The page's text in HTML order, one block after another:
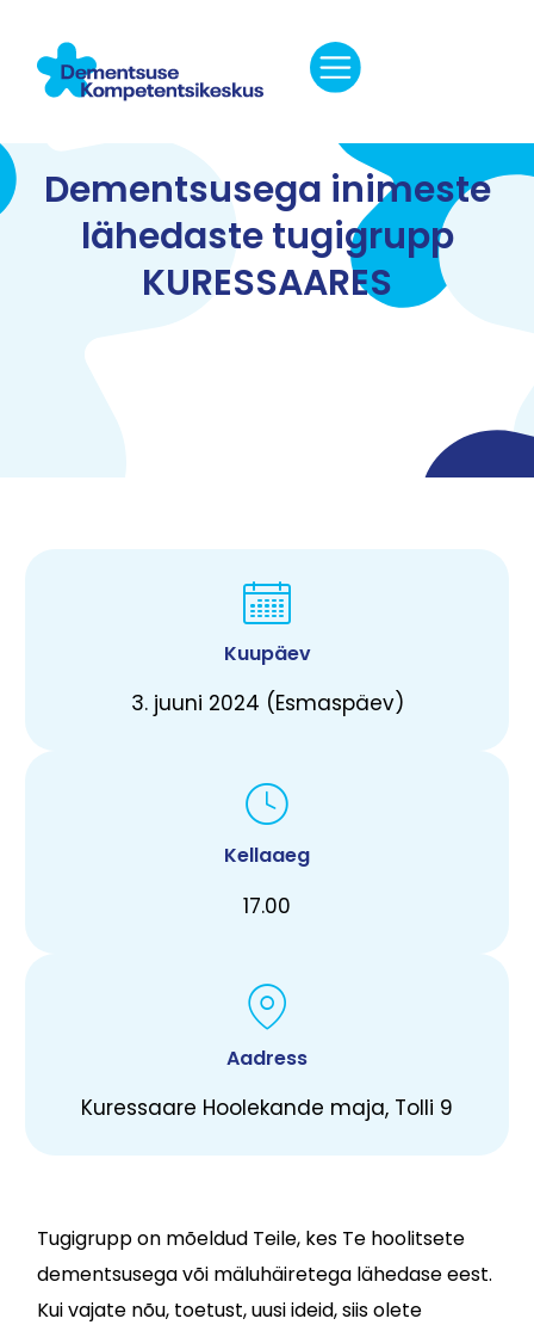
Dementsusega inimeste
lähedaste tugigrupp
KURESSAARES
Kuupäev
3. juuni 2024 (Esmaspäev)
Kellaaeg
17.00
Aadress
Kuressaare Hoolekande maja, Tolli 9
Tugigrupp on mõeldud Teile, kes Te hoolitsete
dementsusega või mäluhäiretega lähedase eest.
Kui vajate nõu, toetust, uusi ideid, siis olete